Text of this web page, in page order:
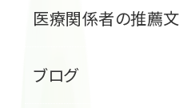
医療関係者の推薦文
ブログ